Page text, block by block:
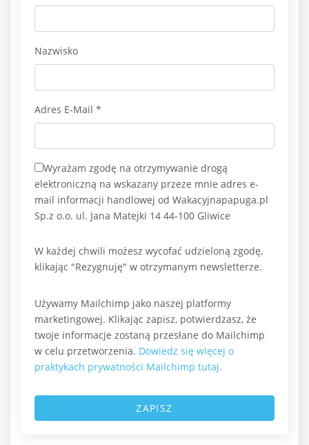
Nazwisko
Adres E-Mail *
Wyrażam zgodę na otrzymywanie drogą
elektroniczną na wskazany przeze mnie adres e-
mail informacji handlowej od Wakacyjnapapuga.pl
Sp.z o.o. ul. Jana Matejki 14 44-100 Gliwice
W każdej chwili możesz wycofać udzieloną zgodę,
klikając "Rezygnuję" w otrzymanym newsletterze.
Używamy Mailchimp jako naszej platformy
marketingowej. Klikając zapisz, potwierdzasz, że
twoje informacje zostaną przesłane do Mailchimp
w celu przetworzenia. Dowiedz się więcej o
praktykach prywatności Mailchimp tutaj.
ZAPISZ